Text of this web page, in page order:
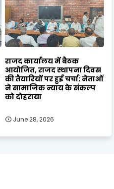
राजद कार्यालय में बैठक
आयोजित, राजद स्थापना दिवस
की तैयारियों पर हुई चर्चा; नेताओं
ने सामाजिक न्याय के संकल्प
को दोहराया
June 28, 2026